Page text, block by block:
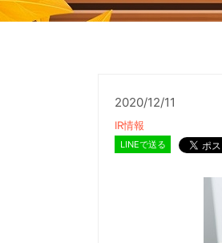
2020/12/11
IR情報
LINEで送る